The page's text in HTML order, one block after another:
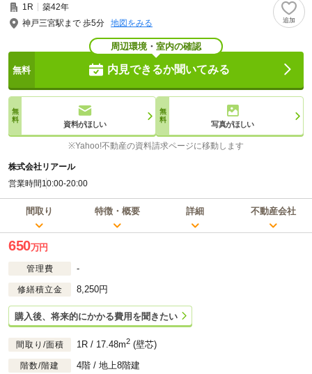
1R
築42年
神戸三宮駅まで 歩5分
地図をみる
周辺環境 ・ 室内の確認
内見できるか聞いてみる
資料がほしい 写真がほしい
※Yahoo!不動産の資料請求ページに移動します
株式会社リアール
営業時間10:00-20:00
間取り 特徴・概要 詳細 不動産会社
650万円
管理費 -
修繕積立金 8,250円
購入後、将来的にかかる費用を聞きたい
間取り/面積 1R / 17.48m2 (壁芯)
階数/階建 4階 / 地上8階建